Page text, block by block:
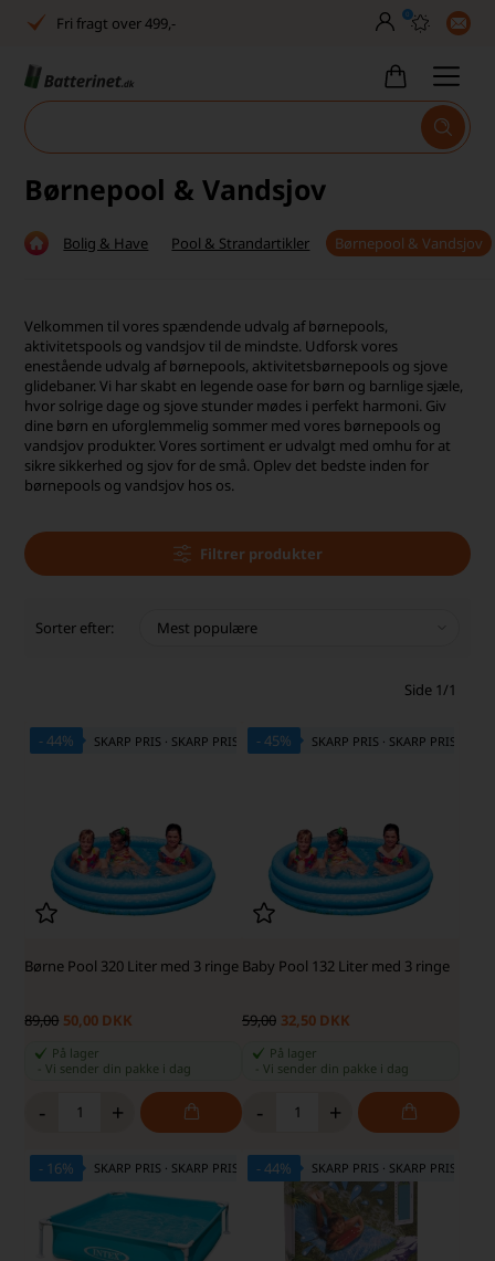
Fri fragt over 499,-
Høj kundetilfredshed
Dag-til-dag levering
Dansk lager
30 dages returret
Tlf. er lukket uge 27-32
Høj kundetilfredshed
0
Børnepool & Vandsjov
Bolig & Have Pool & Strandartikler Børnepool & Vandsjov
Velkommen til vores spændende udvalg af børnepools,
aktivitetspools og vandsjov til de mindste. Udforsk vores
enestående udvalg af børnepools, aktivitetsbørnepools og sjove
glidebaner. Vi har skabt en legende oase for børn og barnlige sjæle,
hvor solrige dage og sjove stunder mødes i perfekt harmoni. Giv
dine børn en uforglemmelig sommer med vores børnepools og
vandsjov produkter. Vores sortiment er udvalgt med omhu for at
sikre sikkerhed og sjov for de små. Oplev det bedste inden for
børnepools og vandsjov hos os.
Filtrer produkter
Sorter efter:
Side 1/1
- 44% SKARP PRIS · SKARP PRIS
Børne Pool 320 Liter med 3 ringe
89,00 50,00 DKK
På lager
-Vi sender din pakke i dag
- +
- 45% SKARP PRIS · SKARP PRIS
Baby Pool 132 Liter med 3 ringe
59,00 32,50 DKK
På lager
Vi sender din pakke i dag
- +
- 16% SKARP PRIS · SKARP PRIS - 44% SKARP PRIS · SKARP PRIS